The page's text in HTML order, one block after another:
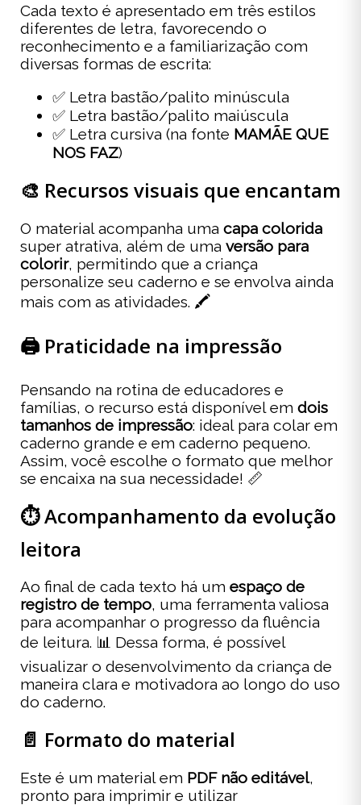
Cada texto é apresentado em três estilos
diferentes de letra, favorecendo o
reconhecimento e a familiarização com
diversas formas de escrita:
✅ Letra bastão/palito minúscula
✅ Letra bastão/palito maiúscula
✅ Letra cursiva (na fonte MAMÃE QUE
NOS FAZ)
🎨 Recursos visuais que encantam
O material acompanha uma capa colorida
super atrativa, além de uma versão para
colorir, permitindo que a criança
personalize seu caderno e se envolva ainda
mais com as atividades. 🖍️
🖨️ Praticidade na impressão
Pensando na rotina de educadores e
famílias, o recurso está disponível em dois
tamanhos de impressão: ideal para colar em
caderno grande e em caderno pequeno.
Assim, você escolhe o formato que melhor
se encaixa na sua necessidade! 📏
⏱️ Acompanhamento da evolução
leitora
Ao final de cada texto há um espaço de
registro de tempo, uma ferramenta valiosa
para acompanhar o progresso da fluência
de leitura. 📊 Dessa forma, é possível
visualizar o desenvolvimento da criança de
maneira clara e motivadora ao longo do uso
do caderno.
📄 Formato do material
Este é um material em PDF não editável,
pronto para imprimir e utilizar